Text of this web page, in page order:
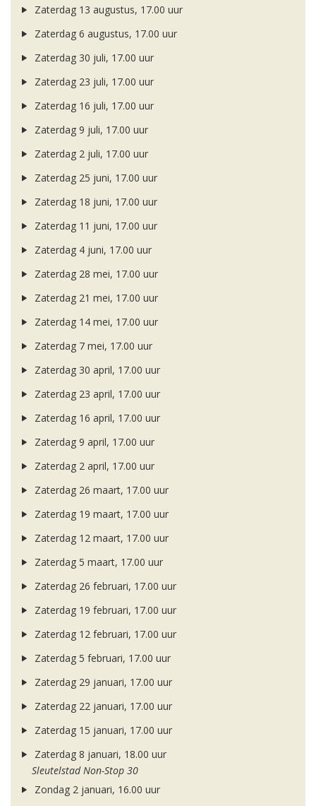
Zaterdag 13 augustus, 17.00 uur
Zaterdag 6 augustus, 17.00 uur
Zaterdag 30 juli, 17.00 uur
Zaterdag 23 juli, 17.00 uur
Zaterdag 16 juli, 17.00 uur
Zaterdag 9 juli, 17.00 uur
Zaterdag 2 juli, 17.00 uur
Zaterdag 25 juni, 17.00 uur
Zaterdag 18 juni, 17.00 uur
Zaterdag 11 juni, 17.00 uur
Zaterdag 4 juni, 17.00 uur
Zaterdag 28 mei, 17.00 uur
Zaterdag 21 mei, 17.00 uur
Zaterdag 14 mei, 17.00 uur
Zaterdag 7 mei, 17.00 uur
Zaterdag 30 april, 17.00 uur
Zaterdag 23 april, 17.00 uur
Zaterdag 16 april, 17.00 uur
Zaterdag 9 april, 17.00 uur
Zaterdag 2 april, 17.00 uur
Zaterdag 26 maart, 17.00 uur
Zaterdag 19 maart, 17.00 uur
Zaterdag 12 maart, 17.00 uur
Zaterdag 5 maart, 17.00 uur
Zaterdag 26 februari, 17.00 uur
Zaterdag 19 februari, 17.00 uur
Zaterdag 12 februari, 17.00 uur
Zaterdag 5 februari, 17.00 uur
Zaterdag 29 januari, 17.00 uur
Zaterdag 22 januari, 17.00 uur
Zaterdag 15 januari, 17.00 uur
Zaterdag 8 januari, 18.00 uur
Sleutelstad Non-Stop 30
Zondag 2 januari, 16.00 uur